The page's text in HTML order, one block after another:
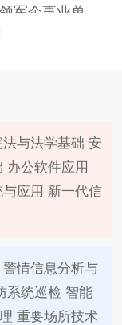
军企事业单
像识别、生物
与法学基础 安
办公软件应用
应用 新一代信
情信息分析与
系统巡检 智能
重要场所技术